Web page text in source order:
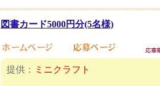
図書カード5000円分(5名様)
提供： ミニクラフト